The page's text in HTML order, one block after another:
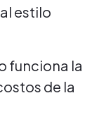
al estilo
funciona la
de la